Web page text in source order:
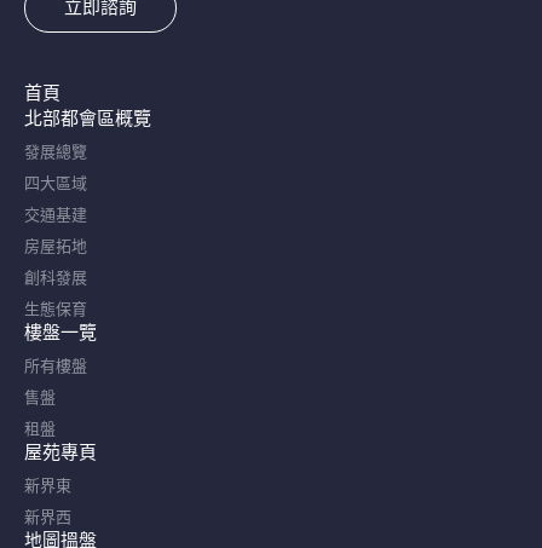
立即諮詢
首頁
北部都會區概覽​
發展總覽
四大區域
交通基建
房屋拓地
創科發展
生態保育
樓盤一覽
所有樓盤
售盤
租盤
屋苑專頁
新界東
新界西
地圖搵盤